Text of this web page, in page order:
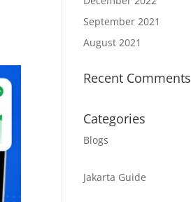
September 2021
August 2021
Recent Comments
Categories
Blogs
Jakarta Guide